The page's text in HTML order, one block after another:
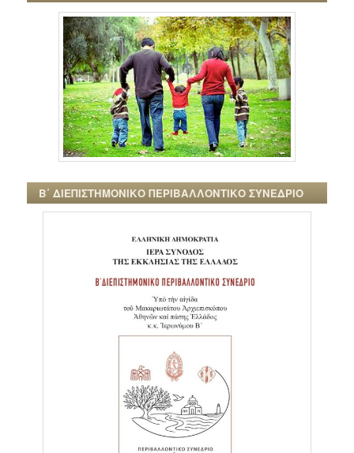
Β΄ ΔΙΕΠΙΣΤΗΜΟΝΙΚΟ ΠΕΡΙΒΑΛΛΟΝΤΙΚΟ ΣΥΝΕΔΡΙΟ